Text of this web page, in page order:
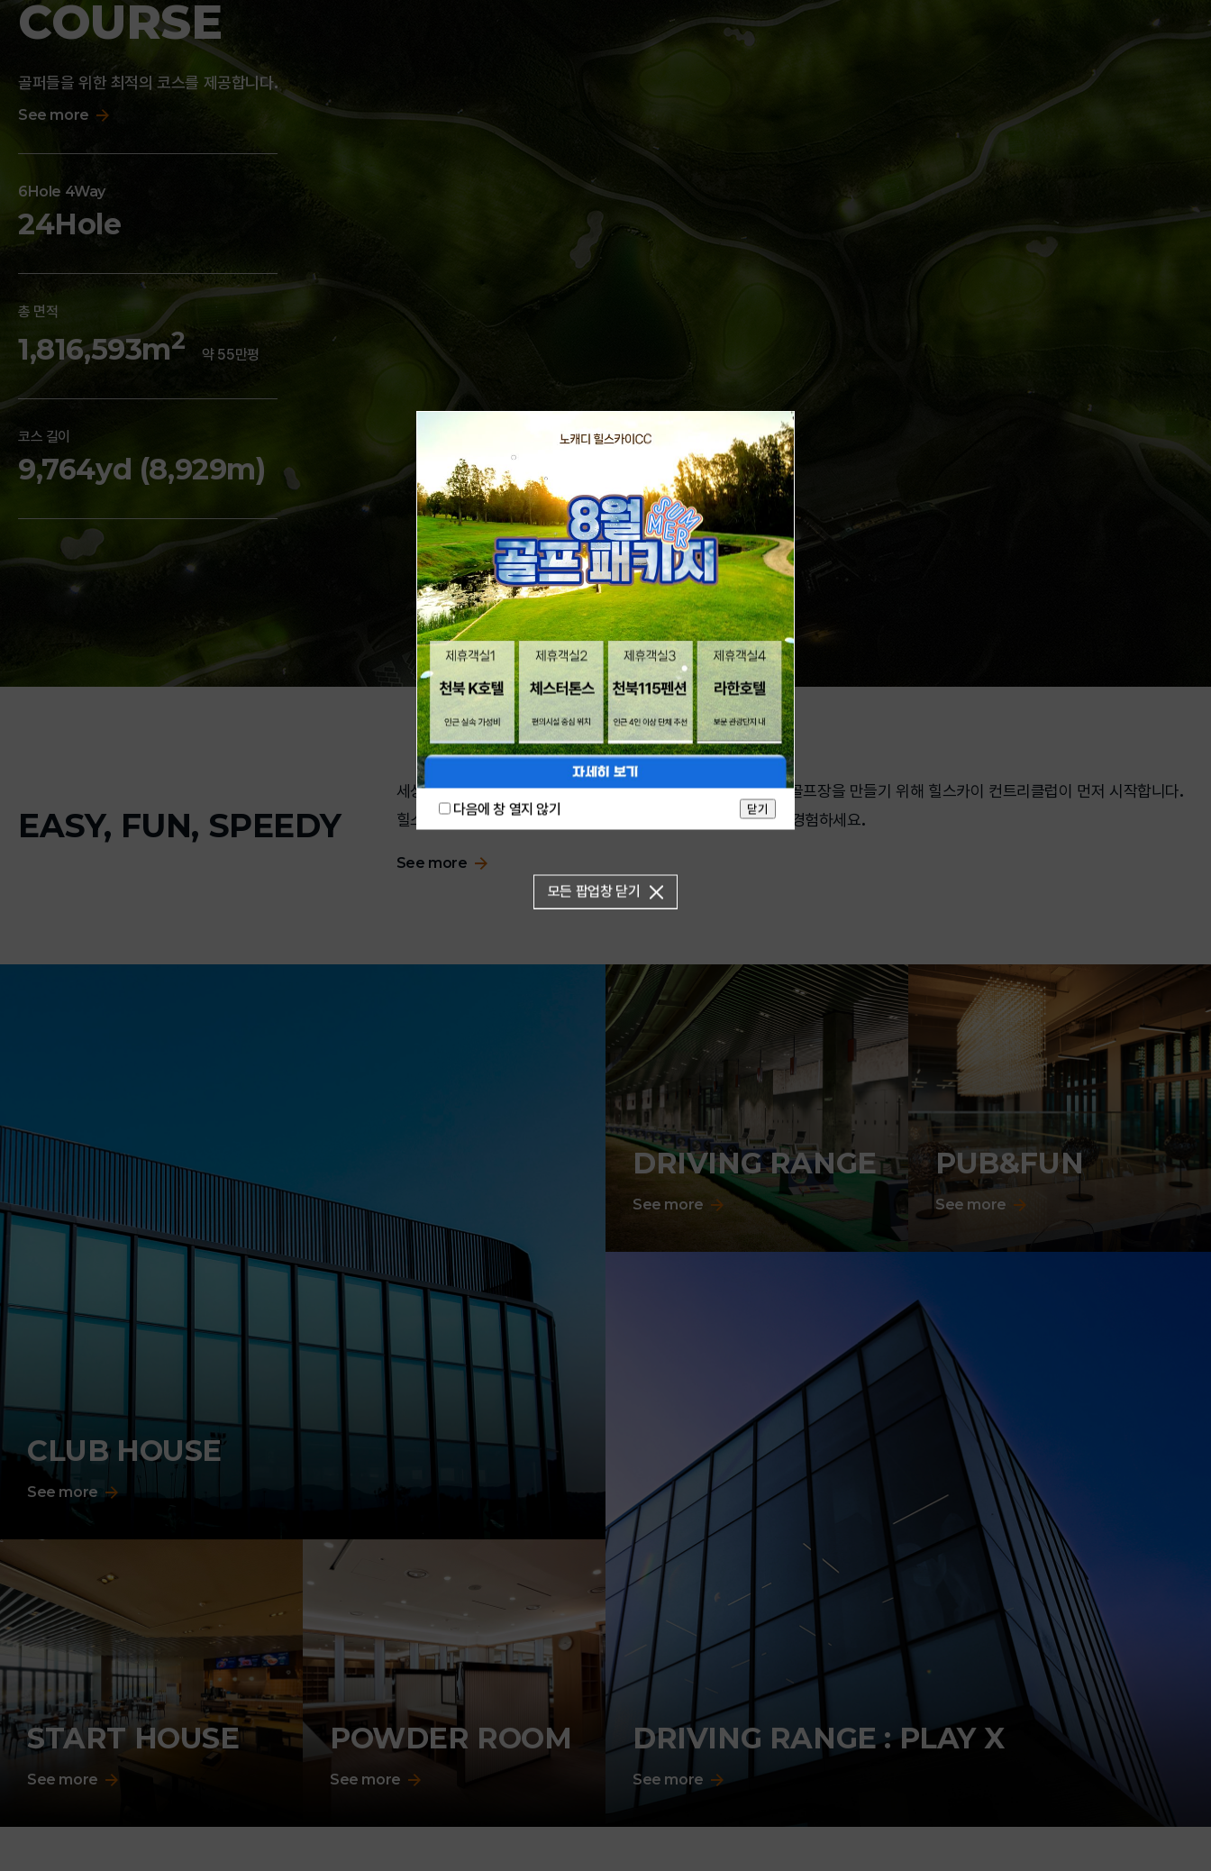
COURSE
골퍼들을 위한 최적의 코스를 제공합니다.
See more
6Hole 4Way
24Hole
총 면적
1,816,593m2 약 55만평
코스 길이
9,764yd (8,929m)
EASY, FUN, SPEEDY
세상은 변화하고 있습니다. 모두가 편하게 즐길 수 있는 스마트 골프장을 만들기 위해 힐스카이 컨트리클럽이 먼저 시작합니다.
힐스카이 컨트리클럽이 만들어가는 새로운 스마트 골프 세상을 경험하세요.
See more
CLUB HOUSE
See more
START HOUSE
See more
POWDER ROOM
See more
DRIVING RANGE
See more
PUB&FUN
See more
DRIVING RANGE : PLAY X
See more
다음에 창 열지 않기
모든 팝업창 닫기